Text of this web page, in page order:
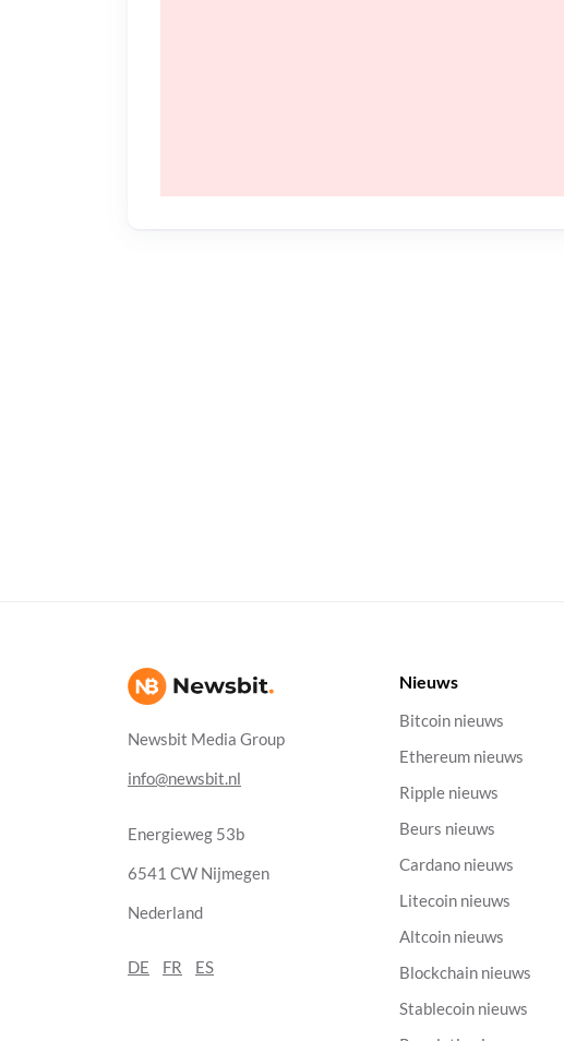
Newsbit Media Group
info@newsbit.nl
Energieweg 53b
6541 CW Nijmegen
Nederland
DE FR ES
Nieuws
Bitcoin nieuws
Ethereum nieuws
Ripple nieuws
Beurs nieuws
Cardano nieuws
Litecoin nieuws
Altcoin nieuws
Blockchain nieuws
Stablecoin nieuws